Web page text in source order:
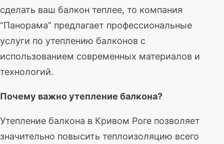
сделать ваш балкон теплее, то компания
“Панорама” предлагает профессиональные
услуги по утеплению балконов с
использованием современных материалов и
технологий.
Почему важно утепление балкона?
Утепление балкона в Кривом Роге позволяет
значительно повысить теплоизоляцию всего